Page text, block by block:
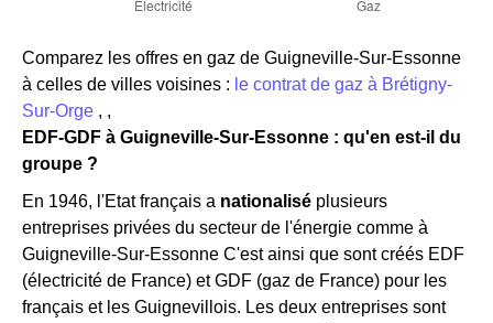
Comparez les offres en gaz de Guigneville-Sur-Essonne
à celles de villes voisines : le contrat de gaz à Brétigny-
Sur-Orge , ,
EDF-GDF à Guigneville-Sur-Essonne : qu'en est-il du
groupe ?
En 1946, l'Etat français a nationalisé plusieurs
entreprises privées du secteur de l'énergie comme à
Guigneville-Sur-Essonne C'est ainsi que sont créés EDF
(électricité de France) et GDF (gaz de France) pour les
français et les Guignevillois. Les deux entreprises sont